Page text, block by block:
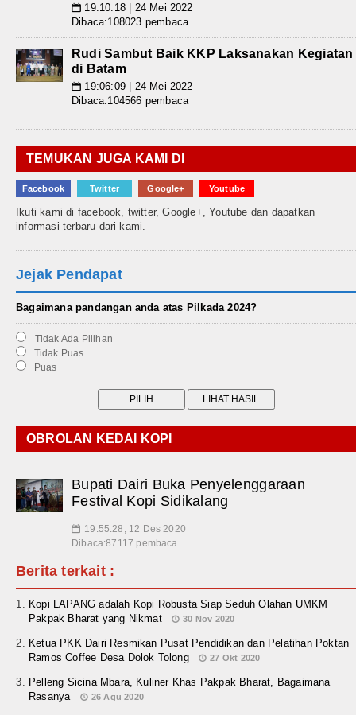
📅 19:10:18 | 24 Mei 2022
Dibaca:108023 pembaca
Rudi Sambut Baik KKP Laksanakan Kegiatan
di Batam
📅 19:06:09 | 24 Mei 2022
Dibaca:104566 pembaca
TEMUKAN JUGA KAMI DI
Facebook Twitter Google+ Youtube
Ikuti kami di facebook, twitter, Google+, Youtube dan dapatkan
informasi terbaru dari kami.
Jejak Pendapat
Bagaimana pandangan anda atas Pilkada 2024?
Tidak Ada Pilihan
Tidak Puas
Puas
OBROLAN KEDAI KOPI
Bupati Dairi Buka Penyelenggaraan
Festival Kopi Sidikalang
📅 19:55:28, 12 Des 2020
Dibaca:87117 pembaca
Berita terkait :
Kopi LAPANG adalah Kopi Robusta Siap Seduh Olahan UMKM
Pakpak Bharat yang Nikmat
30 Nov 2020
Ketua PKK Dairi Resmikan Pusat Pendidikan dan Pelatihan Poktan
Ramos Coffee Desa Dolok Tolong
27 Okt 2020
Pelleng Sicina Mbara, Kuliner Khas Pakpak Bharat, Bagaimana
Rasanya
26 Agu 2020